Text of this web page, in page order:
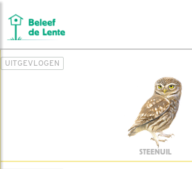
UITGEVLOGEN
STEENUIL